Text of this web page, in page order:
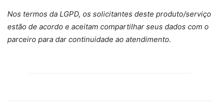
Nos termos da LGPD, os solicitantes deste produto/serviço
estão de acordo e aceitam compartilhar seus dados com o
parceiro para dar continuidade ao atendimento.